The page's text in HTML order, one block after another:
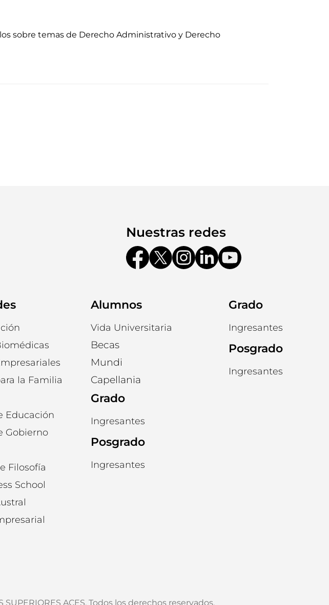
sobre temas de Derecho Administrativo y Derecho
Nuestras redes
la Familia
Educación
Gobierno
Filosofía
School
Alumnos
Vida Universitaria
Becas
Mundi
Capellania
Grado
Ingresantes
Posgrado
Ingresantes
Grado
Ingresantes
Posgrado
Ingresantes
ACES. Todos los derechos reservados.